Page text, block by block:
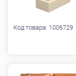
Код товара: 1006729